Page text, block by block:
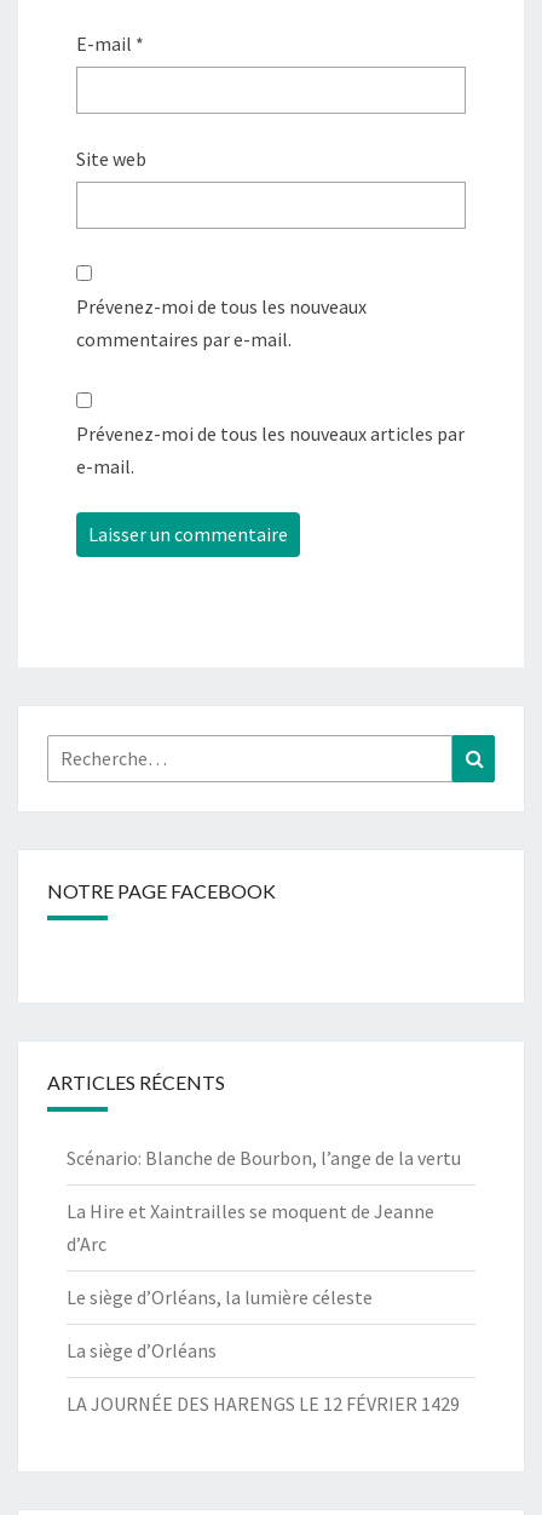
E-mail *
Site web
Prévenez-moi de tous les nouveaux
commentaires par e-mail.
Prévenez-moi de tous les nouveaux articles par
e-mail.
Rechercher :
NOTRE PAGE FACEBOOK
ARTICLES RÉCENTS
Scénario: Blanche de Bourbon, l’ange de la vertu
La Hire et Xaintrailles se moquent de Jeanne
d’Arc
Le siège d’Orléans, la lumière céleste
La siège d’Orléans
LA JOURNÉE DES HARENGS LE 12 FÉVRIER 1429